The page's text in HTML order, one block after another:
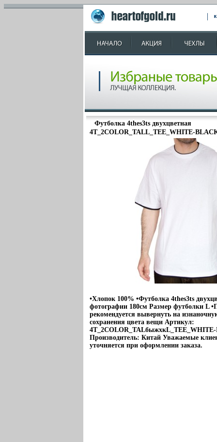
Футболка 4thes3ts двухцветная
4T_2COLOR_TALL_TEE_WHITE-
•Хлопок 100% •Футболка 4thes3ts
фотографии 180см Размер футболки L
рекомендуется вывернуть на
сохранения цвета вещи Артикул:
Производитель: Китай Уважаемые
уточняется при оформлении заказа.